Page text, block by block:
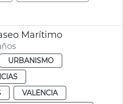
Marítimo
URBANISMO
VALENCIA